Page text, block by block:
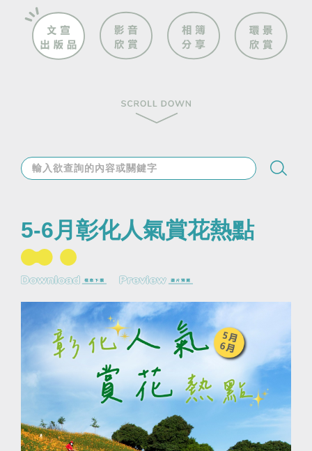
5-6月彰化人氣賞花熱點